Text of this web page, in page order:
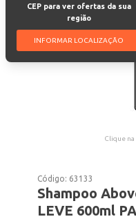
CEP para ver ofertas da sua
região
INFORMAR LOCALIZAÇÃO
Clique
Código: 63133
Shampoo
LEVE 600ml